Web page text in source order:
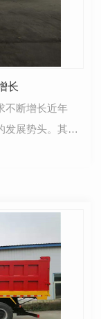
长
不断增长近年
发展势头。其
需求方面持